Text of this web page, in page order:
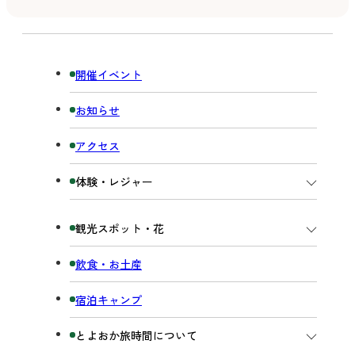
開催イベント
お知らせ
アクセス
体験・レジャー
観光スポット・花
飲食・お土産
宿泊キャンプ
とよおか旅時間について